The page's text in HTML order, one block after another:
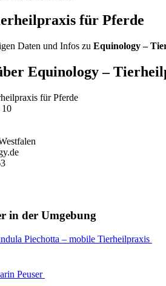
für Pferde
Daten und Infos zu Equinology –
Equinology –
für Pferde
in der Umgebung
Piechotta – mobile Tierheilpraxis
Peuser